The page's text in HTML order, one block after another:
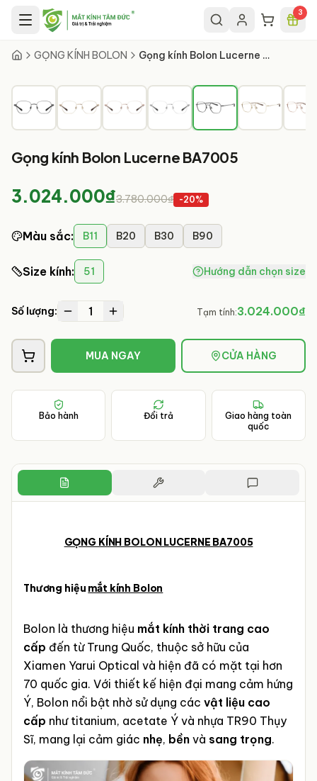
Chuyển đến nội dung chính 3
GỌNG KÍNH BOLON Gọng kính Bolon Lucerne BA7005
Gọng kính Bolon Lucerne BA7005
3.024.000₫3.780.000₫ -20%
Màu sắc: B11 B20 B30 B90
Size kính: 51 Hướng dẫn chọn size
Số lượng: 1 Tạm tính:3.024.000₫
MUA NGAY CỬA HÀNG
Bảo hành Đổi trả
Giao hàng toàn
quốc
GỌNG KÍNH BOLON LUCERNE BA7005
Thương hiệu mắt kính Bolon
Bolon là thương hiệu mắt kính thời trang cao
cấp đến từ Trung Quốc, thuộc sở hữu của
Xiamen Yarui Optical và hiện đã có mặt tại hơn
70 quốc gia. Với thiết kế hiện đại mang cảm hứng
Ý, Bolon nổi bật nhờ sử dụng các vật liệu cao
cấp như titanium, acetate Ý và nhựa TR90 Thụy
Sĩ, mang lại cảm giác nhẹ, bền và sang trọng.